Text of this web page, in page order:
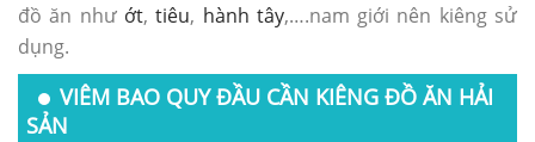
đồ ăn như ớt,tiêu, hành tây,….nam giới nên kiêng sử
dụng.
VIÊM BAO QUY ĐẦU CẦN KIÊNG ĐỒ ĂN HẢI
SẢN